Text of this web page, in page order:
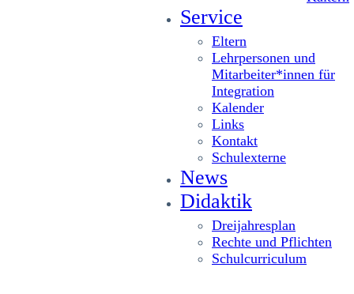
Service
Eltern
Lehrpersonen und
Mitarbeiter*innen für
Integration
Kalender
Links
Kontakt
Schulexterne
News
Didaktik
Dreijahresplan
Rechte und Pflichten
Schulcurriculum